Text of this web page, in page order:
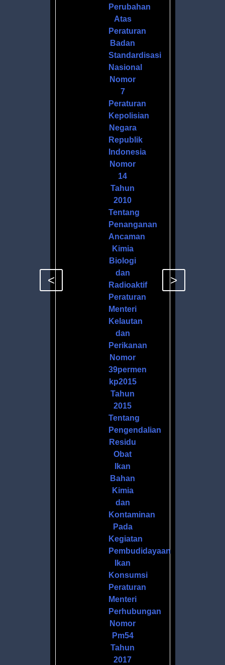
Perubahan
Atas
Peraturan
Badan
Standardisasi
Nasional
Nomor
7
Peraturan
Kepolisian
Negara
Republik
Indonesia
Nomor
14
Tahun
2010
Tentang
Penanganan
Ancaman
Kimia
Biologi
dan
Radioaktif
Peraturan
Menteri
Kelautan
dan
Perikanan
Nomor
39permen
kp2015
Tahun
2015
Tentang
Pengendalian
Residu
Obat
Ikan
Bahan
Kimia
dan
Kontaminan
Pada
Kegiatan
Pembudidayaan
Ikan
Konsumsi
Peraturan
Menteri
Perhubungan
Nomor
Pm54
Tahun
2017
< >